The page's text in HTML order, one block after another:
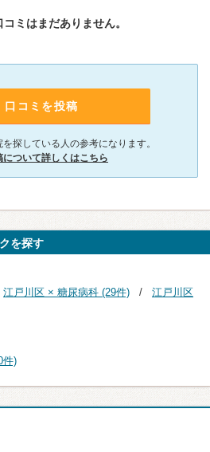
ミはまだありません。
口コミを投稿
探している人の参考になります。
について詳しくはこちら
を探す
江戸川区 × 糖尿病科 (29件)
江戸川区
件)